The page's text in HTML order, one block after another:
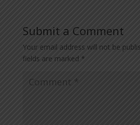
Submit a Comment
Your email address will not be
fields are marked *